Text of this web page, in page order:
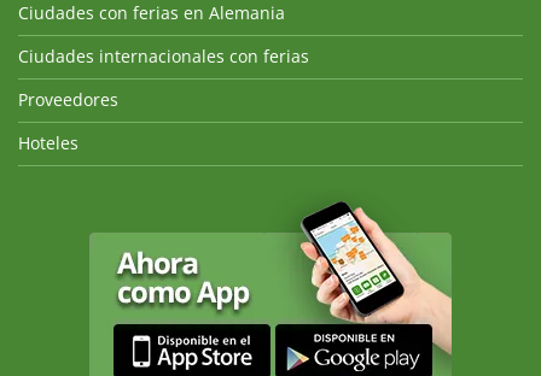
Ciudades con ferias en Alemania
Ciudades internacionales con ferias
Proveedores
Hoteles